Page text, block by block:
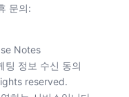
문의:
Notes
팅 정보 수신 동의
reserved.